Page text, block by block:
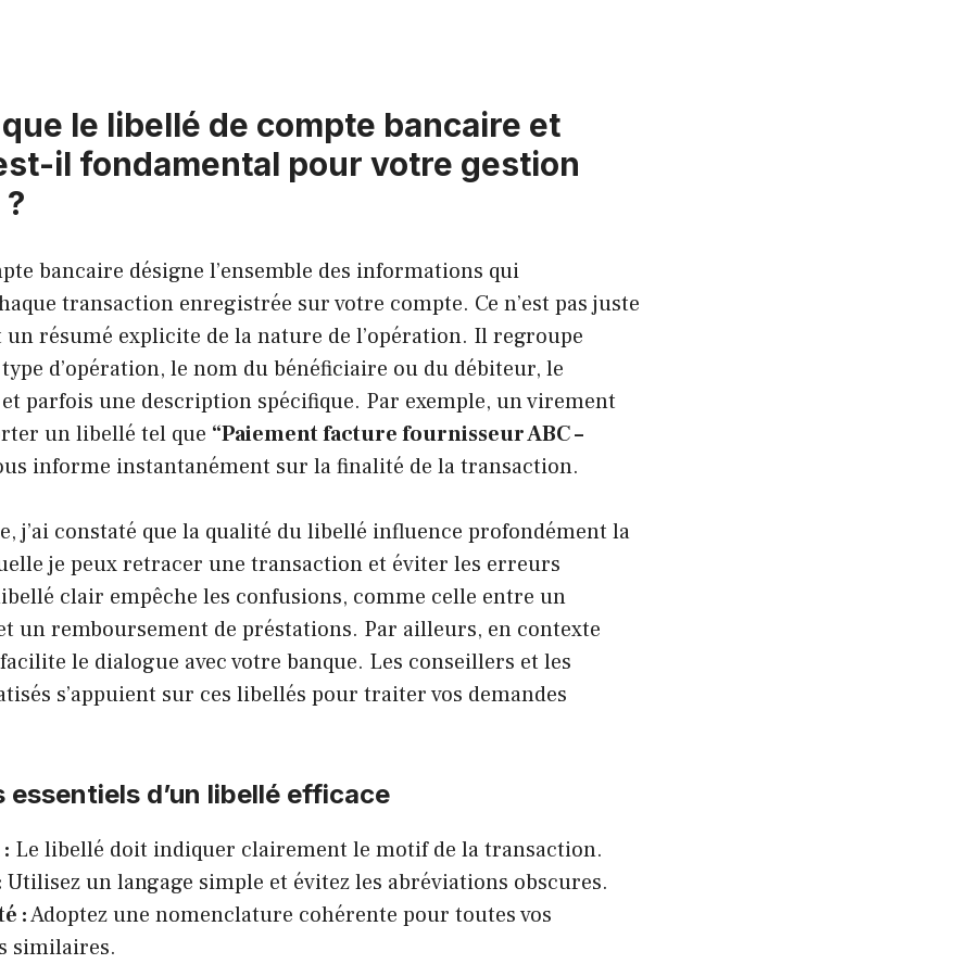
le libellé de compte bancaire et
il fondamental pour votre gestion
bancaire désigne l’ensemble des informations qui
transaction enregistrée sur votre compte. Ce n’est pas juste
un résumé explicite de la nature de l’opération. Il regroupe
d’opération, le nom du bénéficiaire ou du débiteur, le
parfois une description spécifique. Par exemple, un virement
un libellé tel que “Paiement facture fournisseur ABC –
informe instantanément sur la finalité de la transaction.
j’ai constaté que la qualité du libellé influence profondément la
je peux retracer une transaction et éviter les erreurs
clair empêche les confusions, comme celle entre un
un remboursement de préstations. Par ailleurs, en contexte
le dialogue avec votre banque. Les conseillers et les
s’appuient sur ces libellés pour traiter vos demandes
essentiels d’un libellé efficace
Le libellé doit indiquer clairement le motif de la transaction.
Utilisez un langage simple et évitez les abréviations obscures.
:Adoptez une nomenclature cohérente pour toutes vos
similaires.